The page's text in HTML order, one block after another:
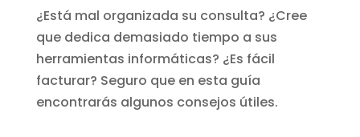
¿Está mal organizada su consulta? ¿Cree
que dedica demasiado tiempo a sus
herramientas informáticas? ¿Es fácil
facturar? Seguro que en esta guía
encontrarás algunos consejos útiles.